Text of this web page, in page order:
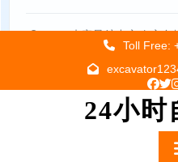
Toll Free:
24小时